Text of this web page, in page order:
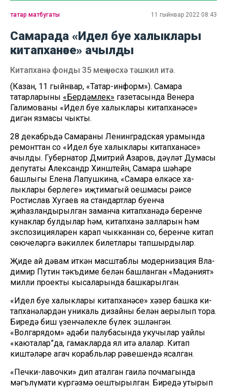
татар матбугаты 11 гыйнвар 2022 08:43
Самарада «Идел буе ха­лыклары
китапханәсе» ачыл­ды
Китапханә фонды 35 мең нөсхә тәшкил итә.
(Казан, 11 гыйнвар, «Татар-информ»). Самара
татарларының «Бердәмлек» газетасында Венера
Галимованың «Идел буе халыклары китапханәсе»
дигән язмасы чыкты.
28 декабрьдә Самараның Ленинградская урамында
ре­монттан соң «Идел буе ха­лыклары китапханәсе»
ачыл­ды. Губернатор Дмитрий Азаров, дәүләт Думасы
депутаты Алек­сандр Хинштейн, Самара шәһәре
башлыгы Елена Ла­пушкина, «Самара өлкәсе ха­
лыклары берлеге» иҗтимагый оешмасы рәисе
Ростислав Хугаев яңа стандартлар буен­ча
җиһазландырылган заман­ча китапханәдә беренче
кунак­лар булдылар һәм, китапханә залларын һәм
экспозицияләрен карап чыкканнан соң, беренче китап
сөючеләргә вәкиллек билетлары тапшырдылар.
Җиде ай дәвам иткән мас­штаблы модернизация Вла­
димир Путин тәкъдиме бе­лән башланган «Мәдәният»
мил­ли проекты кысаларында баш­карылган.
«Идел буе халыклары ки­тапханәсе» хәзер башка ки­
тапханәләрдән уникаль ди­зайны белән аерылып тора.
Биредә биш үзенчәлекле бүлек эшләнгән.
«Волгарядом» әдәби палубасында укучылар уңайлы
«каюталар”да, гамакларда ял итә алалар. Китап
киштәләре агач корабльләр рәвешендә ясалган.
«Печки-лавочки» дип аталган гаилә почмагында
мәгълүмати күргәзмә оештырылган. Бире­дә утырып